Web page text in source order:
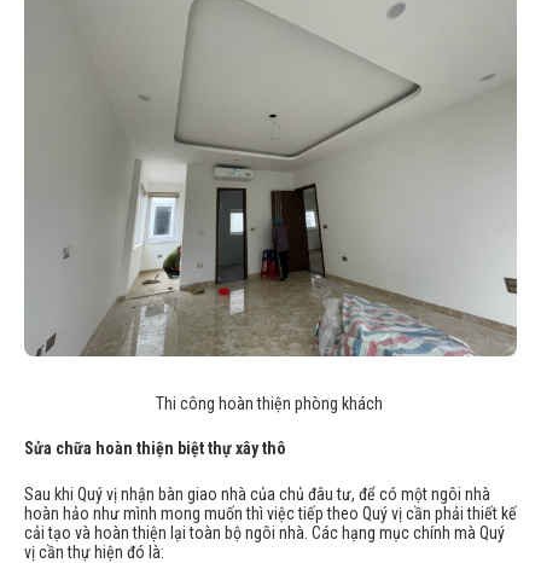
Thi công hoàn thiện phòng khách
Sửa chữa hoàn thiện biệt thự xây thô
Sau khi Quý vị nhận bàn giao nhà của chủ đâu tư, để có một ngôi nhà
hoàn hảo như mình mong muốn thì việc tiếp theo Quý vị cần phải thiết kế
cải tạo và hoàn thiện lại toàn bộ ngôi nhà. Các hạng mục chính mà Quý
vị cần thự hiện đó là: